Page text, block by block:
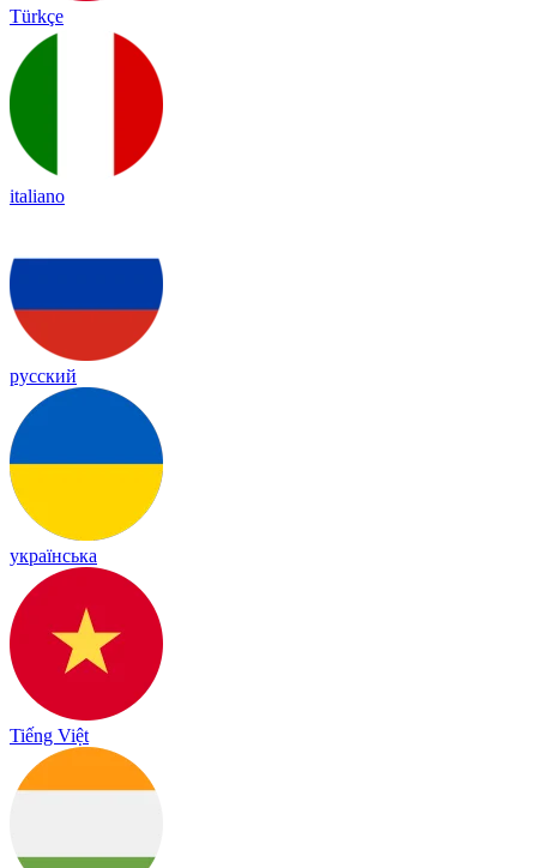
Türkçe
italiano
русский
українська
Tiếng Việt